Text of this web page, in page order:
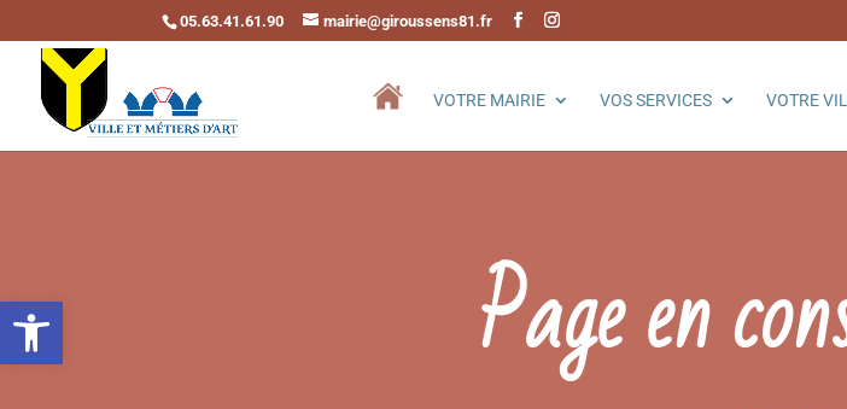
Ouvrir la barre d’outils
05.63.41.61.90 mairie@giroussens81.fr
VOTRE MAIRIE VOS SERVICES VOTRE
Page en